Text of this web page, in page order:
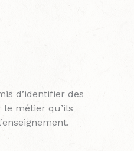
d’identifier des
métier qu’ils